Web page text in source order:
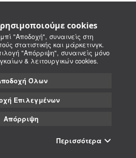
cookies
"Αποδοχή", συναινείς στη
στατιστικής και μάρκετινγκ.
"Απόρριψη", συναινείς μόνο
& λειτουργικών cookies.
Όλων
Επιλεγμένων
Απόρριψη
Περισσότερα